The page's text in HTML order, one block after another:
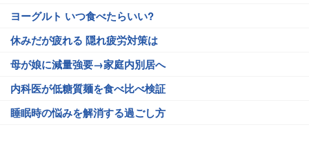
ヨーグルト いつ食べたらいい?
休みだが疲れる 隠れ疲労対策は
母が娘に減量強要→家庭内別居へ
内科医が低糖質麺を食べ比べ検証
睡眠時の悩みを解消する過ごし方